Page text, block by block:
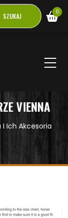
SZUKAJ 0
VIENNA
I Ich Akcesoria